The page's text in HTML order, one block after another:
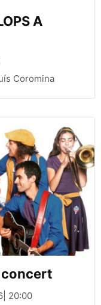
A
Coromina
concert
20:00